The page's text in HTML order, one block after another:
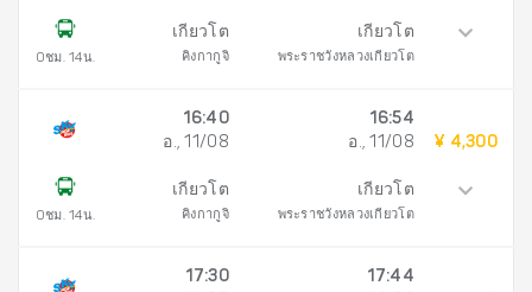
0ชม. 14น.
เกียวโต
คิงกากูจิ
เกียวโต
พระราชวังหลวงเกียวโต
0ชม. 14น.
16:40
อ., 11/08
เกียวโต
คิงกากูจิ
16:54
อ., 11/08
เกียวโต
พระราชวังหลวงเกียวโต
¥ 4,300
17:30
17:44